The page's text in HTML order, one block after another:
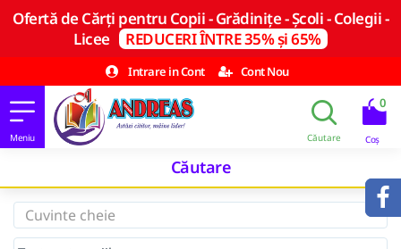
Ofertă de Cărți pentru Copii - Grădinițe - Școli - Colegii -
Licee REDUCERI ÎNTRE 35% și 65%
Intrare in Cont
Cont Nou
0
Căutare